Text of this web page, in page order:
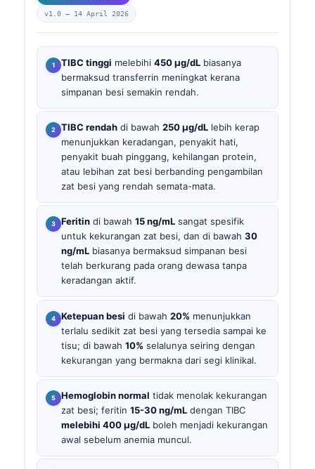
v1.0 — 14 April 2026
TIBC tinggi melebihi 450 µg/dL biasanya
bermaksud transferrin meningkat kerana
simpanan besi semakin rendah.
TIBC rendah di bawah 250 µg/dL lebih kerap
menunjukkan keradangan, penyakit hati,
penyakit buah pinggang, kehilangan protein,
atau lebihan zat besi berbanding pengambilan
zat besi yang rendah semata-mata.
Feritin di bawah 15 ng/mL sangat spesifik
untuk kekurangan zat besi, dan di bawah 30
ng/mL biasanya bermaksud simpanan besi
telah berkurang pada orang dewasa tanpa
keradangan aktif.
Ketepuan besi di bawah 20% menunjukkan
terlalu sedikit zat besi yang tersedia sampai ke
tisu; di bawah 10% selalunya seiring dengan
kekurangan yang bermakna dari segi klinikal.
Hemoglobin normal tidak menolak kekurangan
zat besi; feritin 15-30 ng/mL dengan TIBC
melebihi 400 µg/dL boleh menjadi kekurangan
awal sebelum anemia muncul.